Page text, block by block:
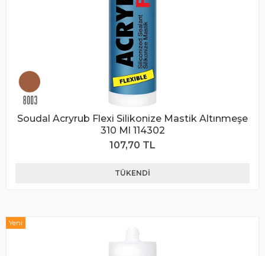
Soudal Acryrub Flexi Silikonize Mastik Altınmeşe
310 Ml 114302
107,70 TL
TÜKENDI
Yeni